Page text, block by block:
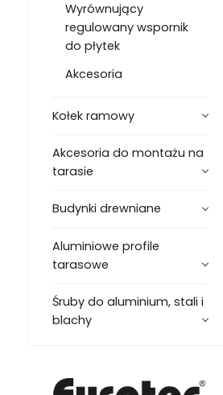
Wyrównujący
regulowany wspornik
do płytek
Akcesoria
Kołek ramowy
Akcesoria do montażu na
tarasie
Budynki drewniane
Aluminiowe profile
tarasowe
Śruby do aluminium, stali i
blachy